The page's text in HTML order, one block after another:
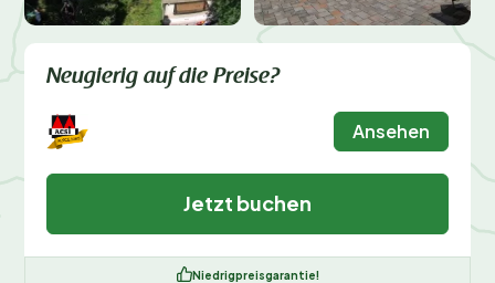
Neugierig auf die Preise?
Ansehen
Jetzt buchen
Niedrigpreisgarantie!